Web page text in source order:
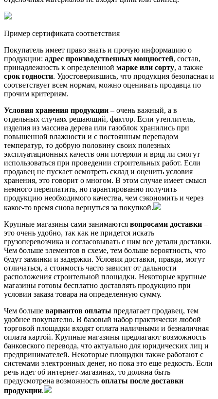
Пример сертификата соответствия
Покупатель имеет право знать и прочую информацию о
продукции: адрес производственных мощностей, состав,
принадлежность к определенной марке или сорту, а также
срок годности. Удостоверившись, что продукция безопасная и
соответствует всем нормам, можно оценивать продавца по
прочим критериям.
Условия хранения продукции – очень важный, а в
отдельных случаях решающий, фактор. Если утеплитель,
изделия из массива дерева или газоблок хранились при
повышенной влажности и с постоянным перепадом
температур, то добрую половину своих полезных
эксплуатационных качеств они потеряли и вряд ли смогут
использоваться при проведении строительных работ. Если
продавец не пускает осмотреть склад и оценить условия
хранения, это говорит о многом. В этом случае имеет смысл
немного переплатить, но гарантированно получить
продукцию необходимого качества, чем сэкономить и через
какое-то время снова вернуться за покупкой.
Крупные магазины сами занимаются вопросами доставки –
это очень удобно, так как не придется искать
грузоперевозчика и согласовывать с ним все детали доставки.
Чем больше элементов в схеме, тем больше вероятность, что
будут заминки и задержки. Условия доставки, правда, могут
отличаться, а стоимость часто зависит от дальности
расположения строительной площадки. Некоторые крупные
магазины готовы бесплатно доставлять продукцию при
условии заказа товара на определенную сумму.
Чем больше вариантов оплаты предлагает продавец, тем
удобнее покупателю. В базовый набор практически любой
торговой площадки входят оплата наличными и безналичная
оплата картой. Крупные магазины предлагают возможность
банковского перевода, что актуально для юридических лиц и
предпринимателей. Некоторые площадки также работают с
системами электронных денег, но пока это еще редкость. Если
речь идет об интернет-магазинах, то должна быть
предусмотрена возможность оплаты после доставки
продукции.